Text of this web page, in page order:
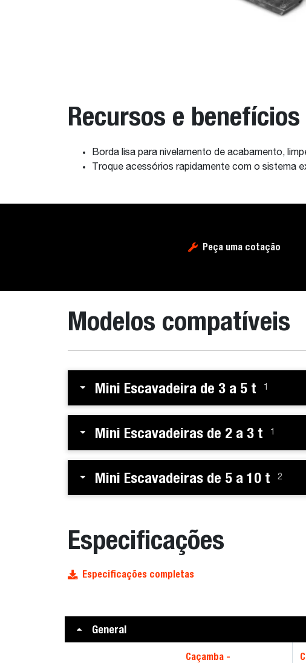
Recursos e benefícios
Borda lisa para nivelamento de acabamento,
Troque acessórios rapidamente com o sistema
Peça uma cotação
Modelos compatíveis
Mini Escavadeira de 3 a 5 t 1
Mini Escavadeiras de 2 a 3 t 1
Mini Escavadeiras de 5 a 10 t 2
Especificações
Especificações completas
General
Caçamba -